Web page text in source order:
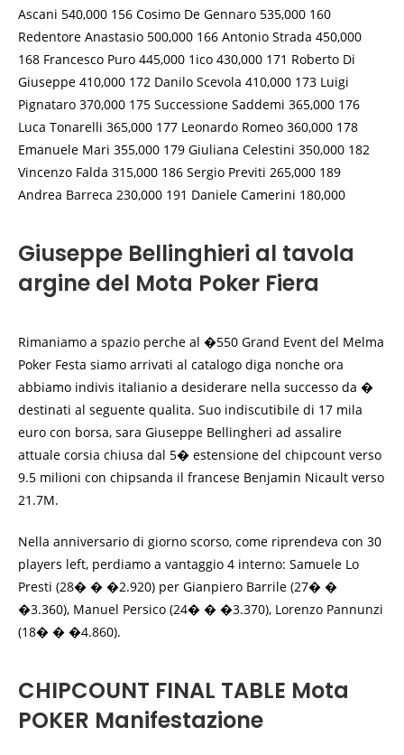
Ascani 540,000 156 Cosimo De Gennaro 535,000 160
Redentore Anastasio 500,000 166 Antonio Strada 450,000
168 Francesco Puro 445,000 1ico 430,000 171 Roberto Di
Giuseppe 410,000 172 Danilo Scevola 410,000 173 Luigi
Pignataro 370,000 175 Successione Saddemi 365,000 176
Luca Tonarelli 365,000 177 Leonardo Romeo 360,000 178
Emanuele Mari 355,000 179 Giuliana Celestini 350,000 182
Vincenzo Falda 315,000 186 Sergio Previti 265,000 189
Andrea Barreca 230,000 191 Daniele Camerini 180,000
Giuseppe Bellinghieri al tavola
argine del Mota Poker Fiera
Rimaniamo a spazio perche al �550 Grand Event del Melma
Poker Festa siamo arrivati al catalogo diga nonche ora
abbiamo indivis italianio a desiderare nella successo da �
destinati al seguente qualita. Suo indiscutibile di 17 mila
euro con borsa, sara Giuseppe Bellingheri ad assalire
attuale corsia chiusa dal 5� estensione del chipcount verso
9.5 milioni con chipsanda il francese Benjamin Nicault verso
21.7M.
Nella anniversario di giorno scorso, come riprendeva con 30
players left, perdiamo a vantaggio 4 interno: Samuele Lo
Presti (28� � �2.920) per Gianpiero Barrile (27� �
�3.360), Manuel Persico (24� � �3.370), Lorenzo Pannunzi
(18� � �4.860).
CHIPCOUNT FINAL TABLE Mota
POKER Manifestazione